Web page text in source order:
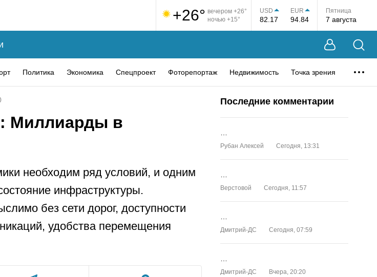
+26° вечером +26°
ночью +15°
USD
82.17
EUR
94.84
Пятница
7 августа
Политика Экономика Спецпроект Фоторепортаж Недвижимость Точка зрения
Миллиарды в
необходим ряд условий, и одним
инфраструктуры.
без сети дорог, доступности
удобства перемещения
Последние комментарии
Рубан Алексей Сегодня, 13:31
Верстовой Сегодня, 11:57
Дмитрий-ДС Сегодня, 07:59
Дмитрий-ДС Вчера, 20:20